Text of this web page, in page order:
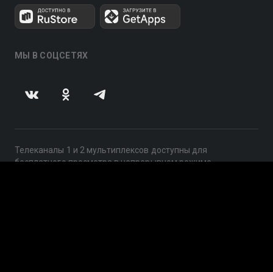
МЫ В СОЦСЕТЯХ
Телеканалы 1 и 2 мультиплексов доступны для
бесплатного просмотра в непрерывном режиме,